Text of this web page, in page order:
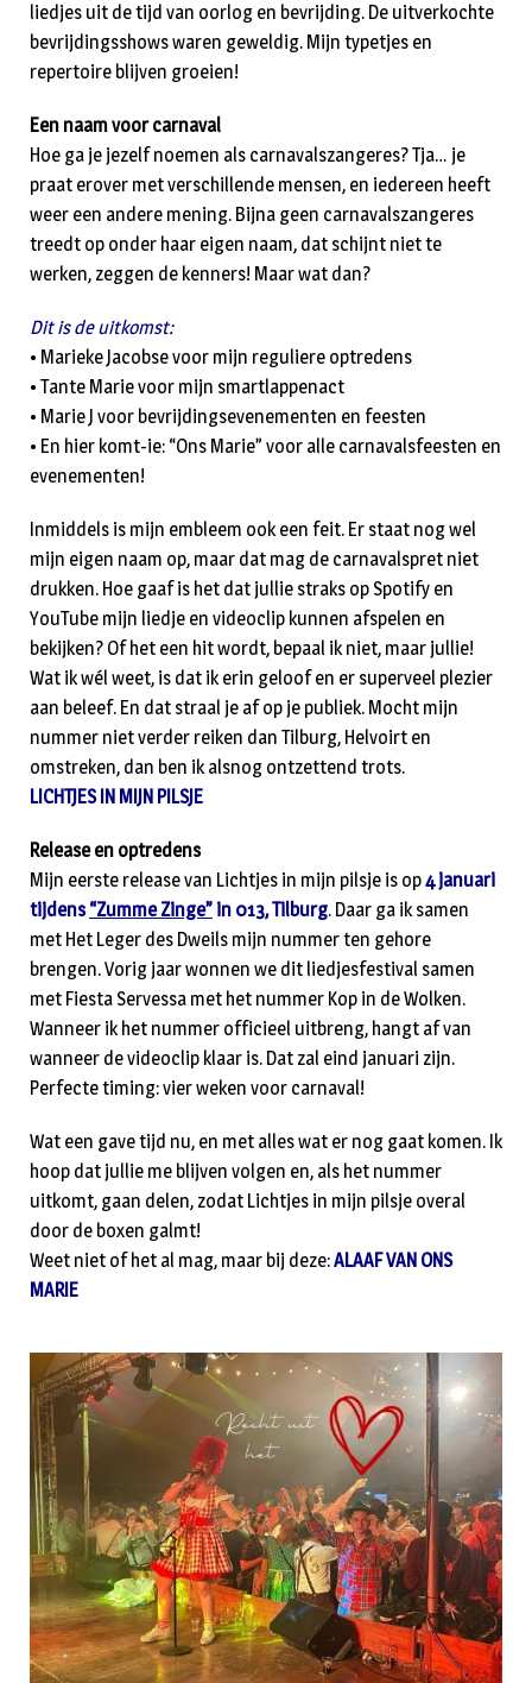
liedjes uit de tijd van oorlog en bevrijding. De uitverkochte
bevrijdingsshows waren geweldig. Mijn typetjes en
repertoire blijven groeien!
Een naam voor carnaval
Hoe ga je jezelf noemen als carnavalszangeres? Tja… je
praat erover met verschillende mensen, en iedereen heeft
weer een andere mening. Bijna geen carnavalszangeres
treedt op onder haar eigen naam, dat schijnt niet te
werken, zeggen de kenners! Maar wat dan?
Dit is de uitkomst:
• Marieke Jacobse voor mijn reguliere optredens
• Tante Marie voor mijn smartlappenact
• Marie J voor bevrijdingsevenementen en feesten
• En hier komt-ie: “Ons Marie” voor alle carnavalsfeesten en
evenementen!
Inmiddels is mijn embleem ook een feit. Er staat nog wel
mijn eigen naam op, maar dat mag de carnavalspret niet
drukken. Hoe gaaf is het dat jullie straks op Spotify en
YouTube mijn liedje en videoclip kunnen afspelen en
bekijken? Of het een hit wordt, bepaal ik niet, maar jullie!
Wat ik wél weet, is dat ik erin geloof en er superveel plezier
aan beleef. En dat straal je af op je publiek. Mocht mijn
nummer niet verder reiken dan Tilburg, Helvoirt en
omstreken, dan ben ik alsnog ontzettend trots.
LICHTJES IN MIJN PILSJE
Release en optredens
Mijn eerste release van Lichtjes in mijn pilsje is op4 januari
tijdens“Zumme Zinge” in 013, Tilburg. Daar ga ik samen
met Het Leger des Dweils mijn nummer ten gehore
brengen. Vorig jaar wonnen we dit liedjesfestival samen
met Fiesta Servessa met het nummer Kop in de Wolken.
Wanneer ik het nummer officieel uitbreng, hangt af van
wanneer de videoclip klaar is. Dat zal eind januari zijn.
Perfecte timing: vier weken voor carnaval!
Wat een gave tijd nu, en met alles wat er nog gaat komen. Ik
hoop dat jullie me blijven volgen en, als het nummer
uitkomt, gaan delen, zodat Lichtjes in mijn pilsje overal
door de boxen galmt!
Weet niet of het al mag, maar bij deze:ALAAF VAN ONS
MARIE